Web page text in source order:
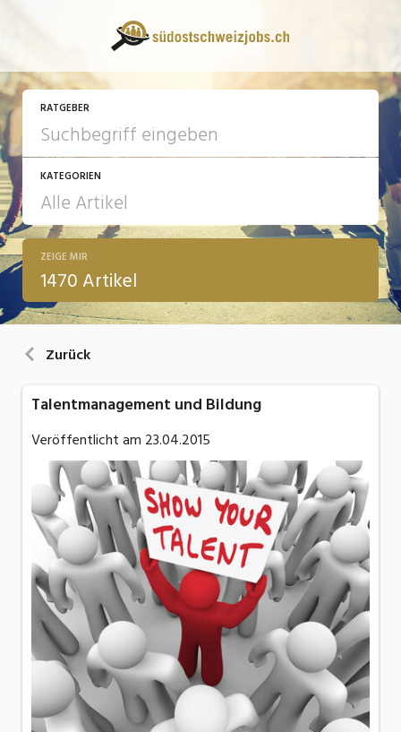
RATGEBER
KATEGORIEN
13 Fragen - 13 Antworten
Arbeit
ZEIGE MIR
1470 Artikel
Zurück
Talentmanagement und Bildung
Veröffentlicht am 23.04.2015